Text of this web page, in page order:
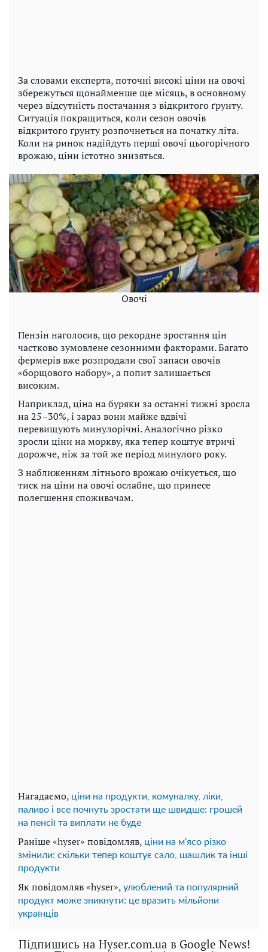
За словами експерта, поточні високі ціни на овочі
збережуться щонайменше ще місяць, в основному
через відсутність постачання з відкритого ґрунту.
Ситуація покращиться, коли сезон овочів
відкритого ґрунту розпочнеться на початку літа.
Коли на ринок надійдуть перші овочі цьогорічного
врожаю, ціни істотно знизяться.
Овочі
Пензін наголосив, що рекордне зростання цін
частково зумовлене сезонними факторами. Багато
фермерів вже розпродали свої запаси овочів
«борщового набору», а попит залишається
високим.
Наприклад, ціна на буряки за останні тижні зросла
на 25–30%, і зараз вони майже вдвічі
перевищують минулорічні. Аналогічно різко
зросли ціни на моркву, яка тепер коштує втричі
дорожче, ніж за той же період минулого року.
З наближенням літнього врожаю очікується, що
тиск на ціни на овочі ослабне, що принесе
полегшення споживачам.
Нагадаємо, ціни на продукти, комуналку, ліки,
паливо і все почнуть зростати ще швидше: грошей
на пенсії та виплати не буде
Раніше «hyser» повідомляв, ціни на м'ясо різко
змінили: скільки тепер коштує сало, шашлик та інші
продукти
Як повідомляв «hyser», улюблений та популярний
продукт може зникнути: це вразить мільйони
українців
Підпишись на Hyser.com.ua в Google News!